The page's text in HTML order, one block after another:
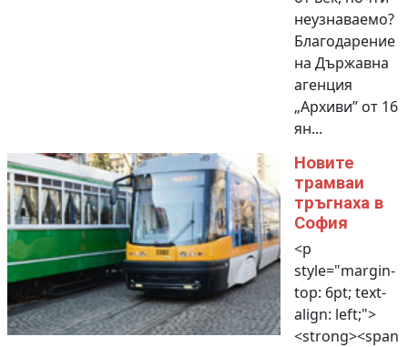
неузнаваемо?
Благодарение
на Държавна
агенция
„Архиви” от 16
ян...
Новите
трамваи
тръгнаха в
София
<p
style="margin-
top: 6pt; text-
align: left;">
<strong><span